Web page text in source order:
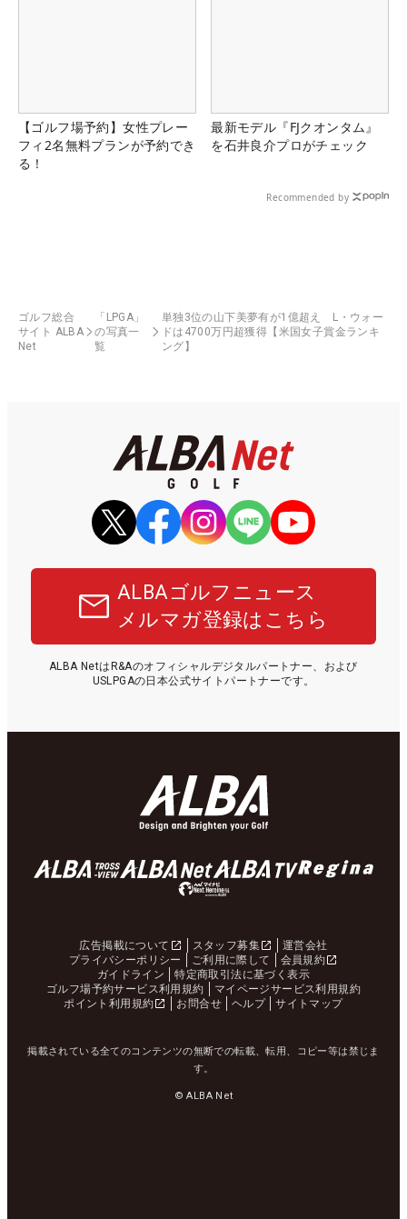
【ゴルフ場予約】女性プレー
フィ2名無料プランが予約でき
る！
最新モデル『FJクオンタム』
を石井良介プロがチェック
Recommended by
ゴルフ総合
サイト ALBA
Net
「LPGA」
の写真一
覧
単独3位の山下美夢有が1億超え L・ウォー
ドは4700万円超獲得【米国女子賞金ランキ
ング】
ALBAゴルフニュース
メルマガ登録はこちら
ALBA NetはR&Aのオフィシャルデジタルパートナー、および
USLPGAの日本公式サイトパートナーです。
広告掲載について スタッフ募集
運営会社
プライバシーポリシー
ご利用に際して
会員規約
ガイドライン
特定商取引法に基づく表示
ゴルフ場予約サービス利用規約
マイページサービス利用規約
ポイント利用規約
お問合せ ヘルプ サイトマップ
掲載されている全てのコンテンツの無断での転載、転用、コピー等は禁じま
す。
© ALBA Net